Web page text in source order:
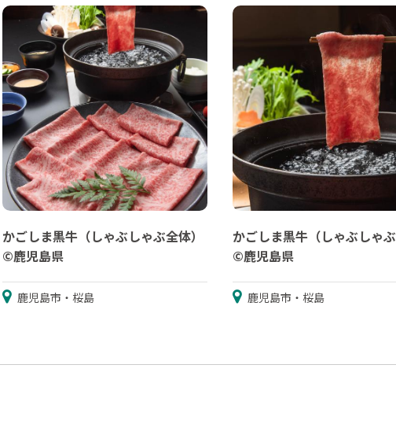
かごしま黒牛（しゃぶしゃぶ全体）
©鹿児島県
鹿児島市・桜島
かごしま黒牛（しゃぶしゃ
©鹿児島県
鹿児島市・桜島